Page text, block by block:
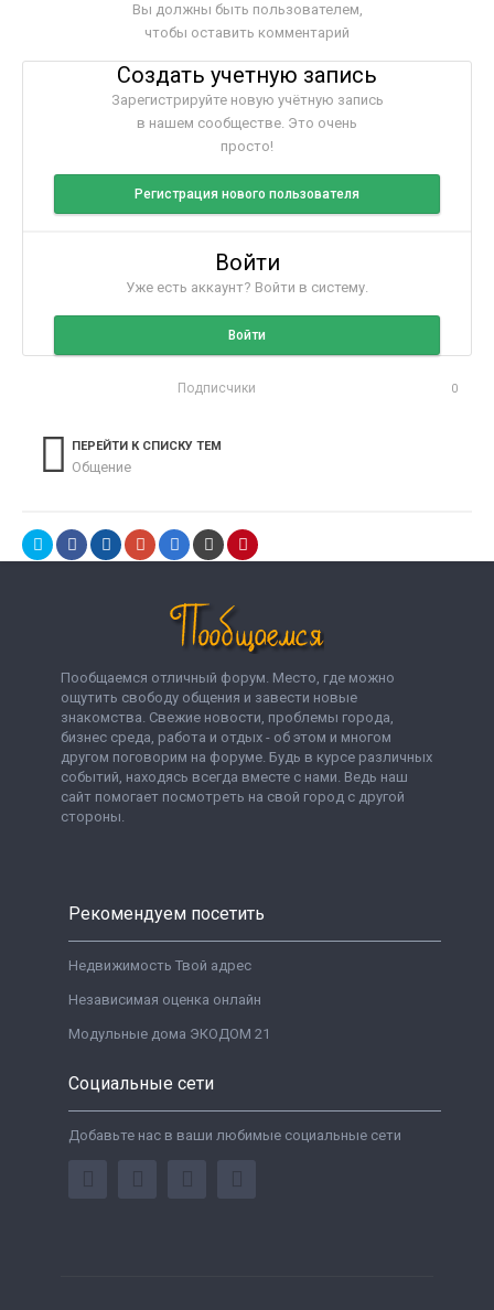
Вы должны быть пользователем,
чтобы оставить комментарий
Создать учетную запись
Зарегистрируйте новую учётную запись
в нашем сообществе. Это очень
просто!
Регистрация нового пользователя
Войти
Уже есть аккаунт? Войти в систему.
Войти
Подписчики 0
ПЕРЕЙТИ К СПИСКУ ТЕМ
Общение
Пообщаемся отличный форум. Место, где можно
ощутить свободу общения и завести новые
знакомства. Свежие новости, проблемы города,
бизнес среда, работа и отдых - об этом и многом
другом поговорим на форуме. Будь в курсе различных
событий, находясь всегда вместе с нами. Ведь наш
сайт помогает посмотреть на свой город с другой
стороны.
Рекомендуем посетить
Недвижимость Твой адрес
Независимая оценка онлайн
Модульные дома ЭКОДОМ 21
Социальные сети
Добавьте нас в ваши любимые социальные сети